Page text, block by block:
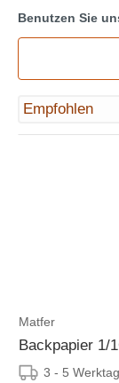
Benutzen Sie
Matfer
Backpapier 1/
3 - 5